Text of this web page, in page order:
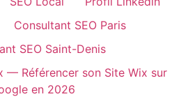
Consultant SEO Paris
SEO Saint-Denis
— Référencer son Site Wix sur
en 2026